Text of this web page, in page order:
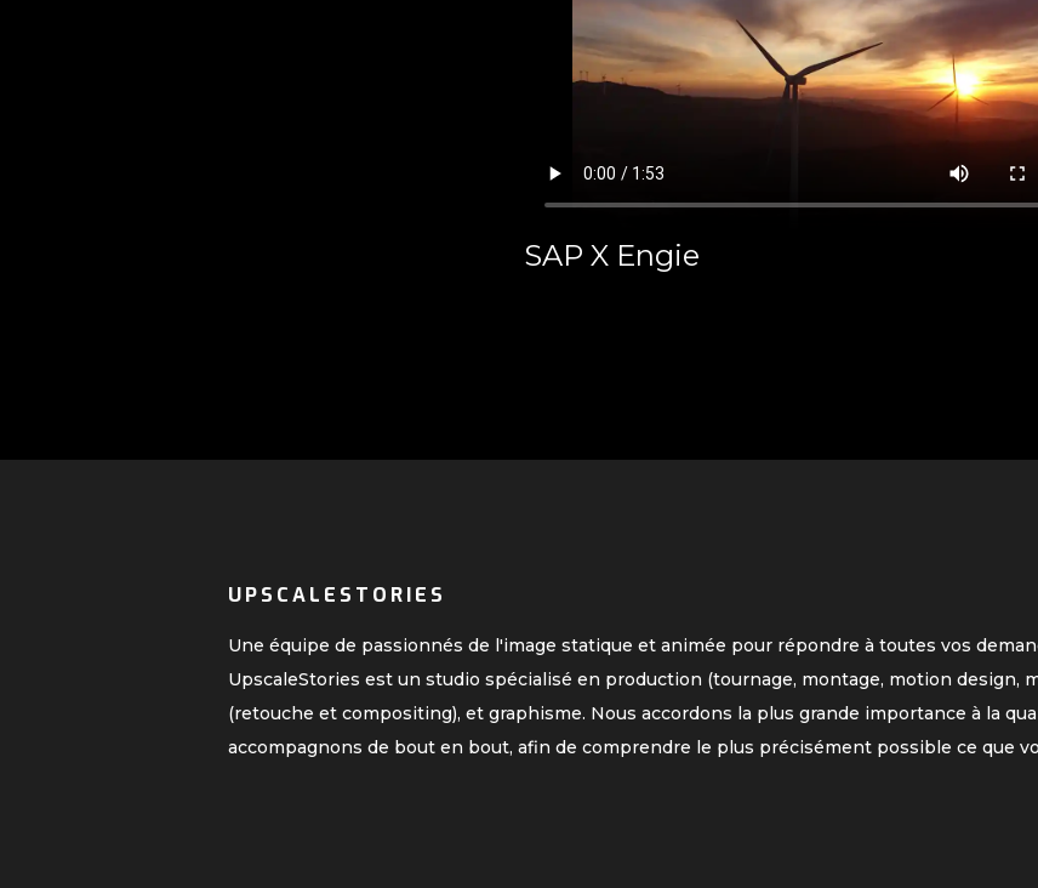
SAP X Engie
UPSCALESTORIES
Une équipe de passionnés de l'image statique et animée pour répondre à toutes vos
UpscaleStories est un studio spécialisé en production (tournage, montage, motion design,
(retouche et compositing), et graphisme. Nous accordons la plus grande importance à la
accompagnons de bout en bout, afin de comprendre le plus précisément possible ce que